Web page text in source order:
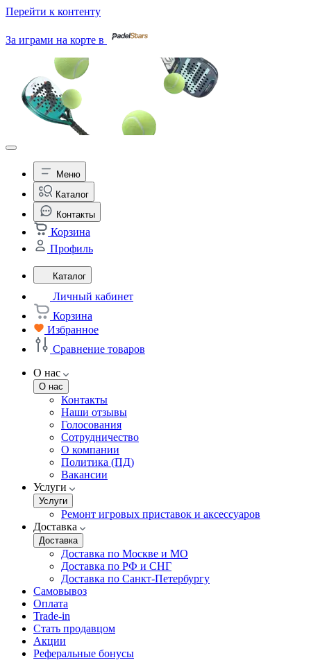
Перейти к контенту
За играми на корте в
Меню
Каталог
Контакты
Корзина
Профиль
Каталог
Личный кабинет
Корзина
Избранное
Сравнение товаров
О нас
О нас
Контакты
Наши отзывы
Голосования
Сотрудничество
О компании
Политика (ПД)
Вакансии
Услуги
Услуги
Ремонт игровых приставок и аксессуаров
Доставка
Доставка
Доставка по Москве и МО
Доставка по РФ и СНГ
Доставка по Санкт-Петербургу
Самовывоз
Оплата
Trade-in
Стать продавцом
Акции
Реферальные бонусы